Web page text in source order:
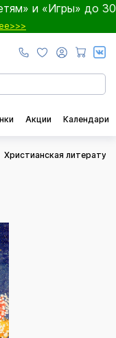
и «Игры» до 30
Акции Календари
Христианская литература